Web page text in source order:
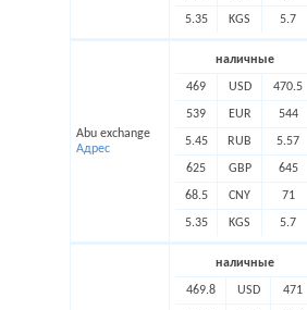
5.35 KGS 5.7
Abu exchange
Адрес
наличные
469 USD 470.5
539 EUR 544
5.45 RUB 5.57
625 GBP 645
68.5 CNY 71
5.35 KGS 5.7
наличные
469.8 USD 471